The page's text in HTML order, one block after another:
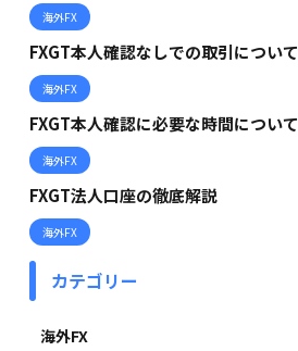
海外FX
FXGT本人確認なしでの取引について
海外FX
FXGT本人確認に必要な時間について
海外FX
FXGT法人口座の徹底解説
海外FX
カテゴリー
海外FX